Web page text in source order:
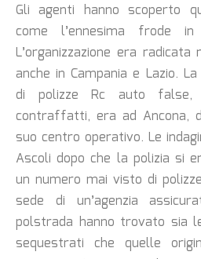
Gli agenti hanno scoperto
come l’ennesima frode in
L’organizzazione era
anche in Campania e Lazio.
di polizze Rc auto
contraffatti, era ad Ancona,
suo centro operativo. Le
Ascoli dopo che la polizia si
un numero mai visto di
sede di un’agenzia
polstrada hanno trovato sia
sequestrati che quelle